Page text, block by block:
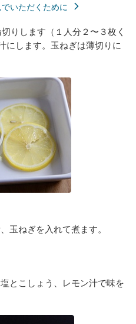
いただくために
りします（１人分２〜３枚く
にします。玉ねぎは薄切りに
玉ねぎを入れて煮ます。
とこしょう、レモン汁で味を